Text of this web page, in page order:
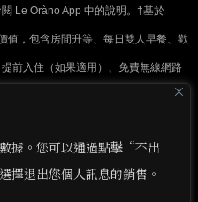
據。您可以通過點擊“不出
擇退出您個人訊息的銷售。
Le Oràno App 中的說明。†基於
值，包含房間升等、每日雙人早餐、歡
前入住（如果適用）、免費無線網路
否升等與適用禮遇的使用情況有所不
and convenience only, Le Oràno
damage caused by inaccuracies. Le
trademarks of Le Orano, Inc.